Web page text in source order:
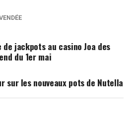
de jackpots au casino Joa des
du 1er mai
sur les nouveaux pots de Nutella